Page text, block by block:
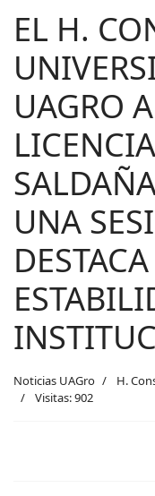
EL H.
UAGRO
UNA
Noticias UAGro H.
Visitas: 902